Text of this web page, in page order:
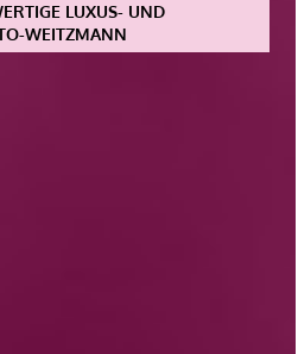
LUXUS- UND
WEITZMANN